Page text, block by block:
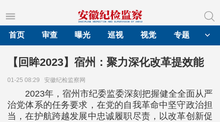
首页
审查 曝光 巡视 视觉 专题
【回眸2023】宿州：聚力深化改革提效能
01-25 08:29 安徽纪检监察网
2023年，宿州市纪委监委深刻把握健全全面从严
治党体系的任务要求，在党的自我革命中坚守政治担
当，在护航跨越发展中忠诚履职尽责，以改革创新促